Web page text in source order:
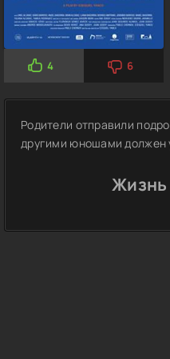
4 6
Родители отправили
другими юношами должен
Жизнь